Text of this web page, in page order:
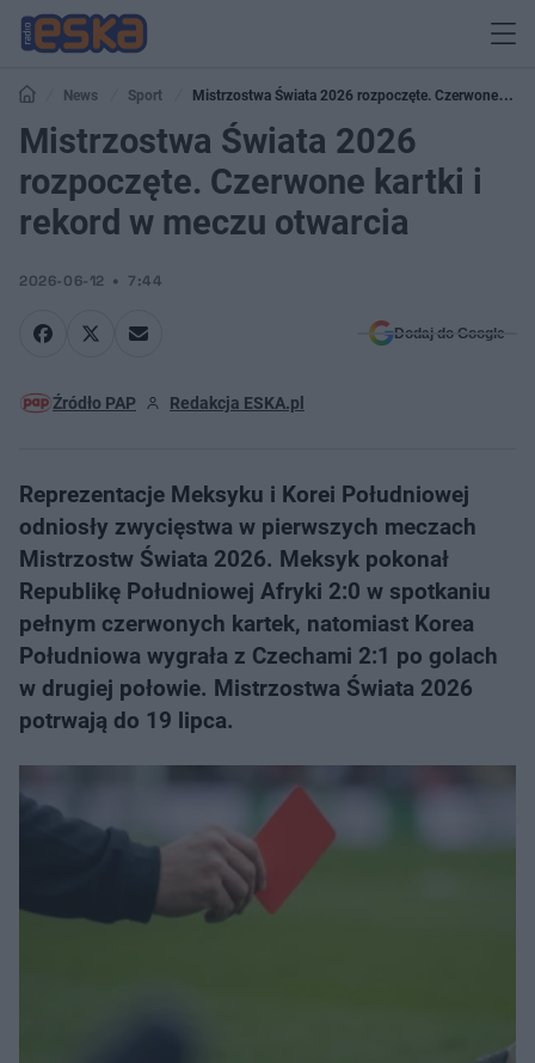
News Sport
Mistrzostwa Świata 2026 rozpoczęte. Czerwone
kartki i rekord w meczu otwarcia
Mistrzostwa Świata 2026
rozpoczęte. Czerwone kartki i
rekord w meczu otwarcia
2026-06-12 7:44
Dodaj do Google
Źródło PAP Redakcja ESKA.pl
Reprezentacje Meksyku i Korei Południowej
odniosły zwycięstwa w pierwszych meczach
Mistrzostw Świata 2026. Meksyk pokonał
Republikę Południowej Afryki 2:0 w spotkaniu
pełnym czerwonych kartek, natomiast Korea
Południowa wygrała z Czechami 2:1 po golach
w drugiej połowie. Mistrzostwa Świata 2026
potrwają do 19 lipca.